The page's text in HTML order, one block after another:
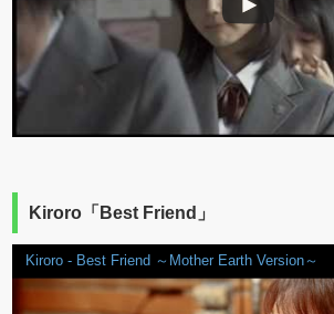
Kiroro「Best Friend」